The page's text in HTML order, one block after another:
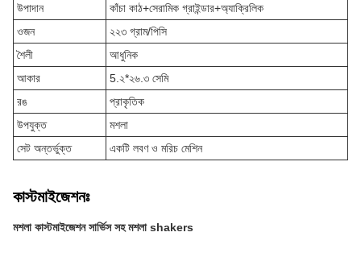
উপাদান
কাঁচা কাঠ+সেরামিক গ্রাইন্ডার+অ্যাক্রিলিক
ওজন
২২৩ গ্রাম/পিসি
শৈলী
আধুনিক
আকার
5.২*২৬.৩ সেমি
রঙ
প্রাকৃতিক
উপযুক্ত
মশলা
সেট অন্তর্ভুক্ত
একটি লবণ ও মরিচ মেশিন
কাস্টমাইজেশনঃ
মশলা কাস্টমাইজেশন সার্ভিস সহ মশলা shakers